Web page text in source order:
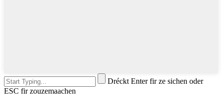
Dréckt Enter fir ze sichen oder
ESC fir zouzemaachen